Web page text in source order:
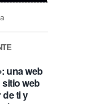
una web
web
ti y